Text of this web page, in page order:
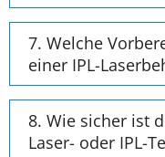
7. Welche
einer IPL-
8. Wie sicher ist
Laser- oder IPL-